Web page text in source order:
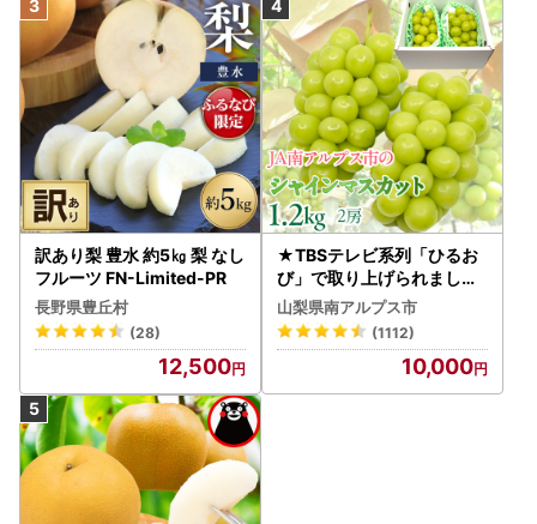
訳あり梨 豊水 約5㎏ 梨 なし
フルーツ FN-Limited-PR
長野県豊丘村
(28)
12,500
★TBSテレビ系列「ひるお
び」で取り上げられました
！★＜2026年発送先行予
約＞絶品！南アルプス市産
シャインマスカット1.2kg A
LPAA003 | 人気 山梨産 高
評価 ランキング おすすめ |
山梨県南アルプス市
(1112)
10,000